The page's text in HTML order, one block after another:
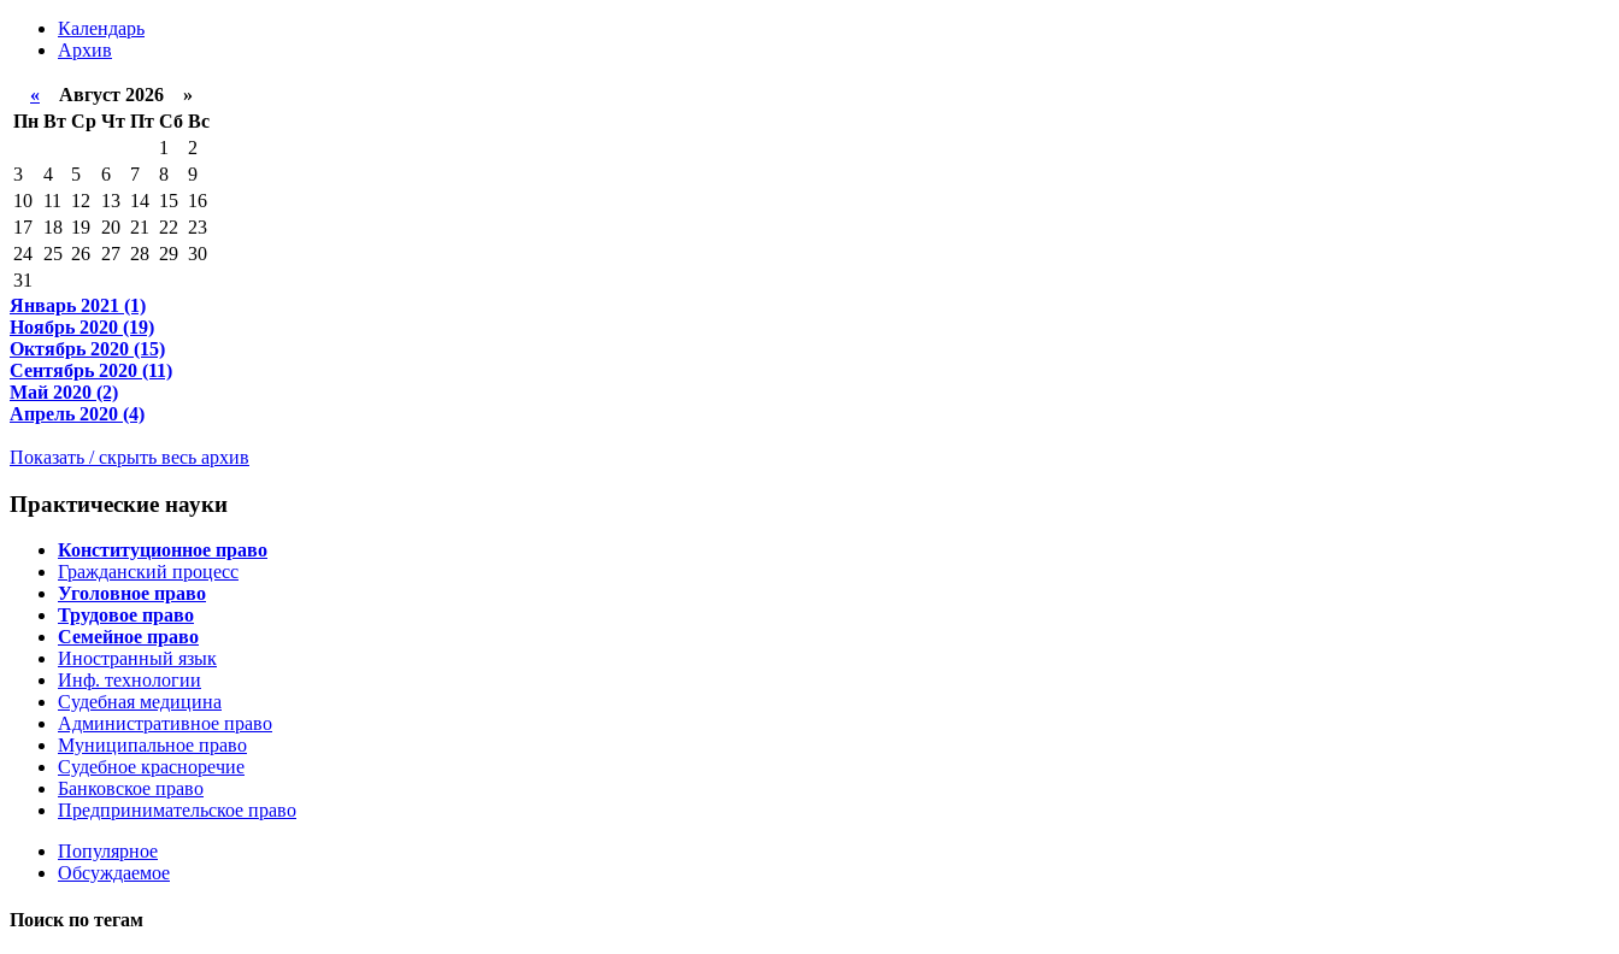
Календарь
Архив
« Август 2026 »
Пн Вт Ср Чт Пт Сб Вс
1
2
3
4 5 6 7 8
9
10 11 12 13 14 15 16
17 18 19 20 21 22 23
24 25 26 27 28 29 30
31
Январь 2021 (1)
Ноябрь 2020 (19)
Октябрь 2020 (15)
Сентябрь 2020 (11)
Май 2020 (2)
Апрель 2020 (4)
Показать / скрыть весь архив
Практические науки
Конституционное право
Гражданский процесс
Уголовное право
Трудовое право
Cемейное право
Иностранный язык
Инф. технологии
Судебная медицина
Административное право
Муниципальное право
Судебное красноречие
Банковское право
Предпринимательское право
Популярное
Обсуждаемое
Поиск по тегам